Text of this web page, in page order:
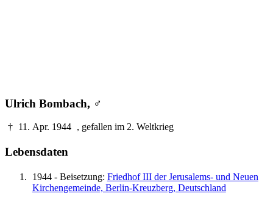
Ulrich Bombach, ♂
† 11. Apr. 1944 , gefallen im 2. Weltkrieg
Lebensdaten
1944 - Beisetzung: Friedhof III der Jerusalems- und Neuen
Kirchengemeinde, Berlin-Kreuzberg, Deutschland